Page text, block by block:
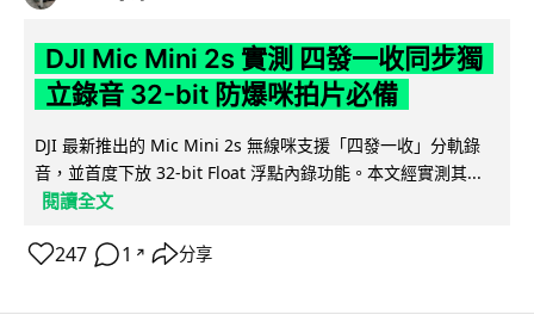
DJI Mic Mini 2s 實測 四發一收同步獨
立錄音 32-bit 防爆咪拍片必備
DJI 最新推出的 Mic Mini 2s 無線咪支援「四發一收」分軌錄
音，並首度下放 32-bit Float 浮點內錄功能。本文經實測其...
閱讀全文
247 1 ↗ 分享